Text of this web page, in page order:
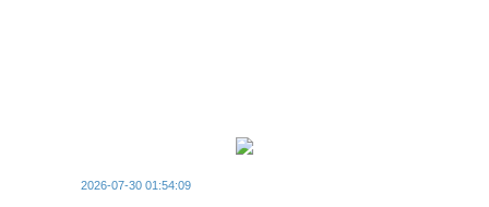
2026-07-30 01:54:09